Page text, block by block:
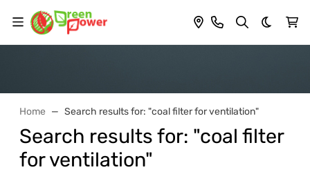
Dark
Home Search results for: "coal filter for ventilation"
Search results for: "coal filter
for ventilation"